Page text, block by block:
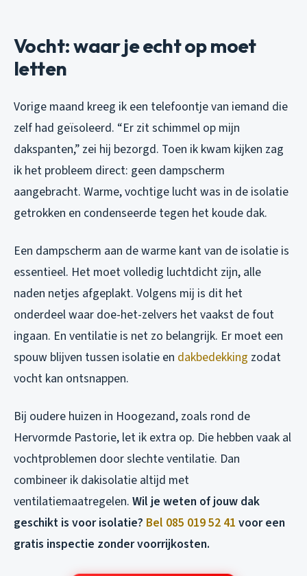
Vocht: waar je echt op moet
letten
Vorige maand kreeg ik een telefoontje van iemand die
zelf had geïsoleerd. “Er zit schimmel op mijn
dakspanten,” zei hij bezorgd. Toen ik kwam kijken zag
ik het probleem direct: geen dampscherm
aangebracht. Warme, vochtige lucht was in de isolatie
getrokken en condenseerde tegen het koude dak.
Een dampscherm aan de warme kant van de isolatie is
essentieel. Het moet volledig luchtdicht zijn, alle
naden netjes afgeplakt. Volgens mij is dit het
onderdeel waar doe-het-zelvers het vaakst de fout
ingaan. En ventilatie is net zo belangrijk. Er moet een
spouw blijven tussen isolatie en dakbedekking zodat
vocht kan ontsnappen.
Bij oudere huizen in Hoogezand, zoals rond de
Hervormde Pastorie, let ik extra op. Die hebben vaak al
vochtproblemen door slechte ventilatie. Dan
combineer ik dakisolatie altijd met
ventilatiemaatregelen. Wil je weten of jouw dak
geschikt is voor isolatie? Bel 085 019 52 41 voor een
gratis inspectie zonder voorrijkosten.